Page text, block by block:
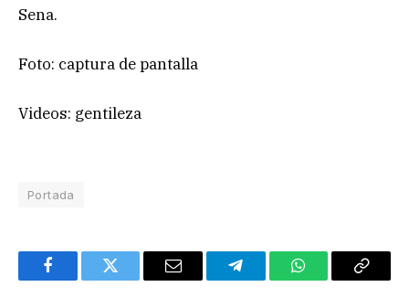
Sena.
Foto: captura de pantalla
Videos: gentileza
Portada
FacebookTwitter Email TelegramWhatsAppCopy